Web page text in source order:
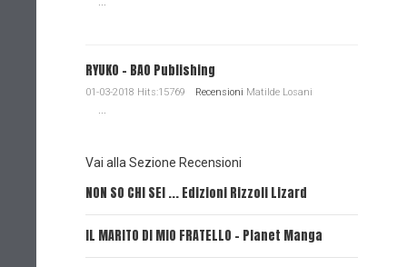
RYUKO - BAO Publishing
01-03-2018 Hits:15769 Recensioni Matilde Losani
Vai alla Sezione Recensioni
NON SO CHI SEI ... Edizioni Rizzoli Lizard
IL MARITO DI MIO FRATELLO - Planet Manga